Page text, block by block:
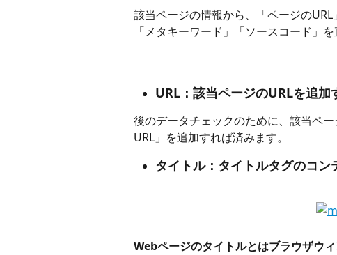
該当ページの情報から、「ページの
「メタキーワード」「ソースコード」を
URL：該当ページのURLを追加
後のデータチェックのために、該当ペ
URL」を追加すれば済みます。
タイトル：タイトルタグのコン
Webページのタイトルとはブラウザウ